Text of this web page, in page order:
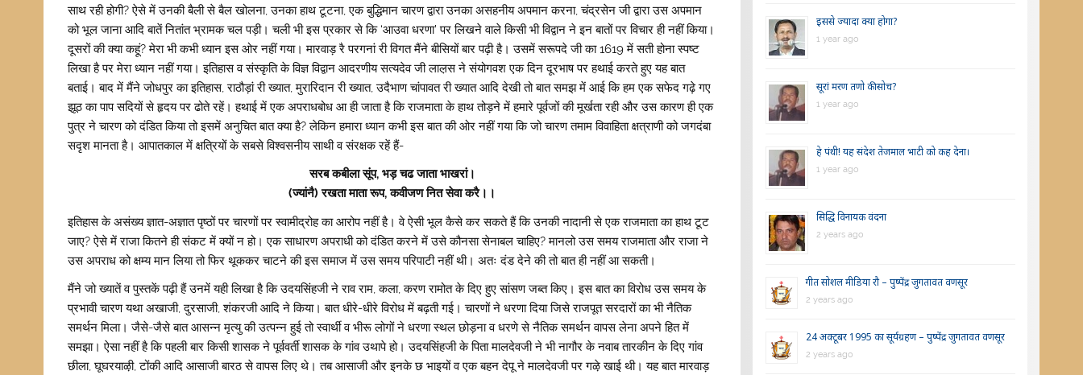
साथ रही होगी? ऐसे में उनकी बैली से बैल खोलना, उनका हाथ टूटना, एक बुद्धिमान चारण द्वारा उनका असहनीय अपमान करना, चंद्रसेन जी द्वारा उस अपमान
को भूल जाना आदि बातें नितांत भ्रामक चल पड़ी। चली भी इस प्रकार से कि ‘आउवा धरणा’ पर लिखने वाले किसी भी विद्वान ने इन बातों पर विचार ही नहीं किया।
दूसरों की क्या कहूं? मेरा भी कभी ध्यान इस ओर नहीं गया। मारवाड़ रै परगनां री विगत मैंने बीसियों बार पढ़ी है। उसमें सरूपदे जी का 1619 में सती होना स्पष्ट
लिखा है पर मेरा ध्यान नहीं गया। इतिहास व संस्कृति के विज्ञ विद्वान आदरणीय सत्यदेव जी लाल़स ने संयोगवश एक दिन दूरभाष पर हथाई करते हुए यह बात
बताई। बाद में मैंने जोधपुर का इतिहास, राठौड़ां री ख्यात, मुरारिदान री ख्यात, उदैभाण चांपावत री ख्यात आदि देखी तो बात समझ में आई कि हम एक सफेद गढ़े गए
झूठ का पाप सदियों से हृदय पर ढोते रहें। हथाई में एक अपराधबोध आ ही जाता है कि राजमाता के हाथ तोड़ने में हमारे पूर्वजों की मूर्खता रही और उस कारण ही एक
पुत्र ने चारण को दंडित किया तो इसमें अनुचित बात क्या है? लेकिन हमारा ध्यान कभी इस बात की ओर नहीं गया कि जो चारण तमाम विवाहिता क्षत्राणी को जगदंबा
सदृश मानता है‌। आपातकाल में क्षत्रियों के सबसे विश्वसनीय साथी व संरक्षक रहें हैं-
सरब कबीला सूंप, भड़ चढ जाता भाखरां।
(ज्यांनै) रखता माता रूप, कवीजण नित सेवा करै।।
इतिहास के असंख्य ज्ञात-अज्ञात पृष्ठों पर चारणों पर स्वामीद्रोह का आरोप नहीं है‌। वे ऐसी भूल कैसे कर सकते हैं कि उनकी नादानी से एक राजमाता का हाथ टूट
जाए? ऐसे में राजा कितने ही संकट में क्यों न हो। एक साधारण अपराधी को दंडित करने में उसे कौनसा सेनाबल चाहिए? मानलो उस समय राजमाता और राजा ने
उस अपराध को क्षम्य मान लिया तो फिर थूककर चाटने की इस समाज में उस समय परिपाटी नहीं थी‌। अतः दंड देने की तो बात ही नहीं आ सकती।
मैंने जो ख्यातें व पुस्तकें पढ़ी हैं उनमें यही लिखा है कि उदयसिंहजी ने राव राम, कला, करण रामोत के दिए हुए सांसण जब्त किए‌। इस बात का विरोध उस समय के
प्रभावी चारण यथा अखाजी, दुरसाजी, शंकरजी आदि ने किया‌। बात धीरे-धीरे विरोध में बढ़ती गई। चारणों ने धरणा दिया जिसे राजपूत सरदारों का भी नैतिक
समर्थन मिला। जैसे-जैसे बात आसन्न मृत्यु की उत्पन्न हुई तो स्वार्थी व भीरू लोगों ने धरणा स्थल छोड़ना व धरणे से नैतिक समर्थन वापस लेना अपने हित में
समझा। ऐसा नहीं है कि पहली बार किसी शासक ने पूर्ववर्ती शासक के गांव उथापे हो। उदयसिंहजी के पिता मालदेवजी ने भी नागौर के नवाब तारकीन के दिए गांव
छीला, घूघरयाऴी, टोंकी आदि आसाजी बारठ से वापस लिए थे। तब आसाजी और इनके छ भाइयों व एक बहन देपू ने मालदेवजी पर गऴे खाई थी। यह बात मारवाड़
इससे ज्यादा क्या होगा?
1 year ago
सूरां मरण तणो की सोच?
1 year ago
हे पंथी! यह संदेश तेजमाल भाटी को कह देना।
1 year ago
सिद्धि विनायक वंदना
2 years ago
गीत सोशल मीडिया रौ – पुष्पेंद्र जुगतावत वणसूर
2 years ago
24 अक्टूबर 1995 का सूर्यग्रहण – पुष्पेंद्र जुगतावत वणसूर
2 years ago